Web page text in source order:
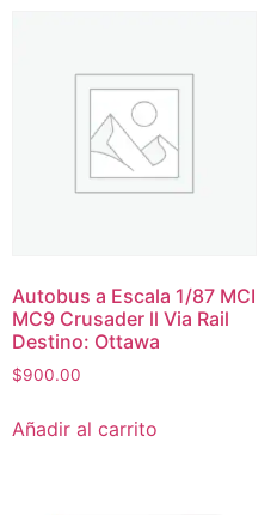
Autobus a Escala 1/87 MCI
MC9 Crusader ll Via Rail
Destino: Ottawa
$900.00
Añadir al carrito